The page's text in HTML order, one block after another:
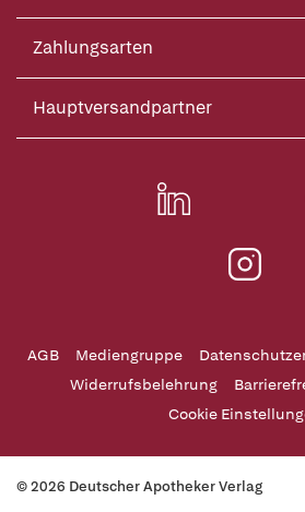
Zahlungsarten
Hauptversandpartner
AGB Mediengruppe
Widerrufsbelehrung
Cookie
© 2026 Deutscher Apotheker Verlag